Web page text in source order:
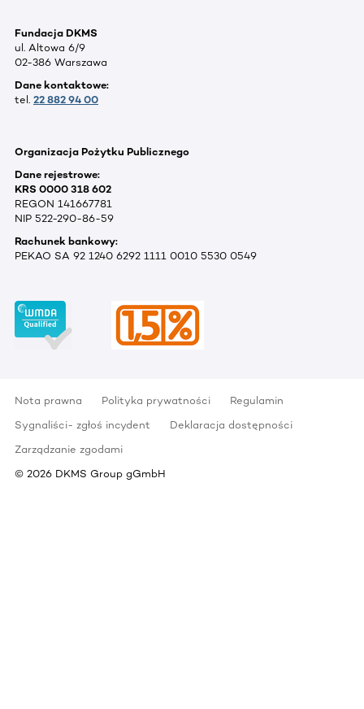
Fundacja DKMS
ul. Altowa 6/9
02-386 Warszawa
Dane kontaktowe:
tel. 22 882 94 00
Organizacja Pożytku Publicznego
Dane rejestrowe:
KRS 0000 318 602
REGON 141667781
NIP 522-290-86-59
Rachunek bankowy:
PEKAO SA 92 1240 6292 1111 0010 5530 0549
Nota prawna Polityka prywatności
Regulamin
Sygnaliści- zgłoś incydent
Deklaracja dostępności
Zarządzanie zgodami
© 2026 DKMS Group gGmbH